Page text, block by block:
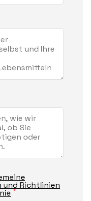
und Richtlinien
*